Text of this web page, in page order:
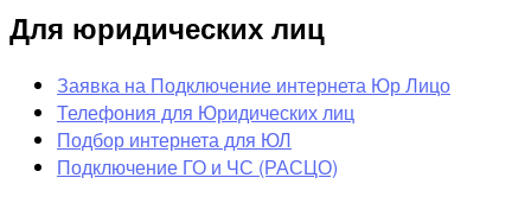
Для юридических лиц
Заявка на Подключение интернета Юр Лицо
Телефония для Юридических лиц
Подбор интернета для ЮЛ
Подключение ГО и ЧС (РАСЦО)